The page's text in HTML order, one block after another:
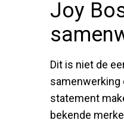
Joy
Dit is niet de
samenwerking
statement
bekende